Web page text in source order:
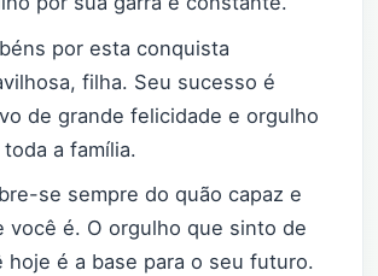
por esta conquista
filha. Seu sucesso é
de grande felicidade e orgulho
toda a família.
se sempre do quão capaz e
você é. O orgulho que sinto de
hoje é a base para o seu futuro.